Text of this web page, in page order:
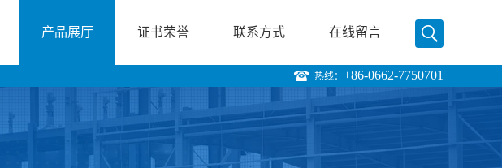
产品展厅 证书荣誉 联系方式 在线留言
热线： +86-0662-7750701